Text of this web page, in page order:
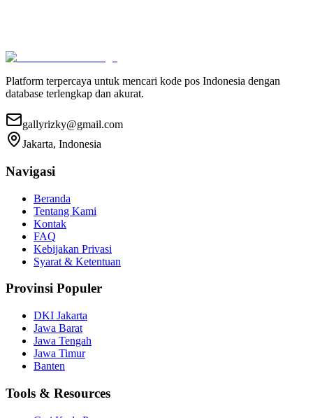
Platform terpercaya untuk mencari kode pos Indonesia dengan
database terlengkap dan akurat.
gallyrizky@gmail.com
Jakarta, Indonesia
Navigasi
Beranda
Tentang Kami
Kontak
FAQ
Kebijakan Privasi
Syarat & Ketentuan
Provinsi Populer
DKI Jakarta
Jawa Barat
Jawa Tengah
Jawa Timur
Banten
Tools & Resources